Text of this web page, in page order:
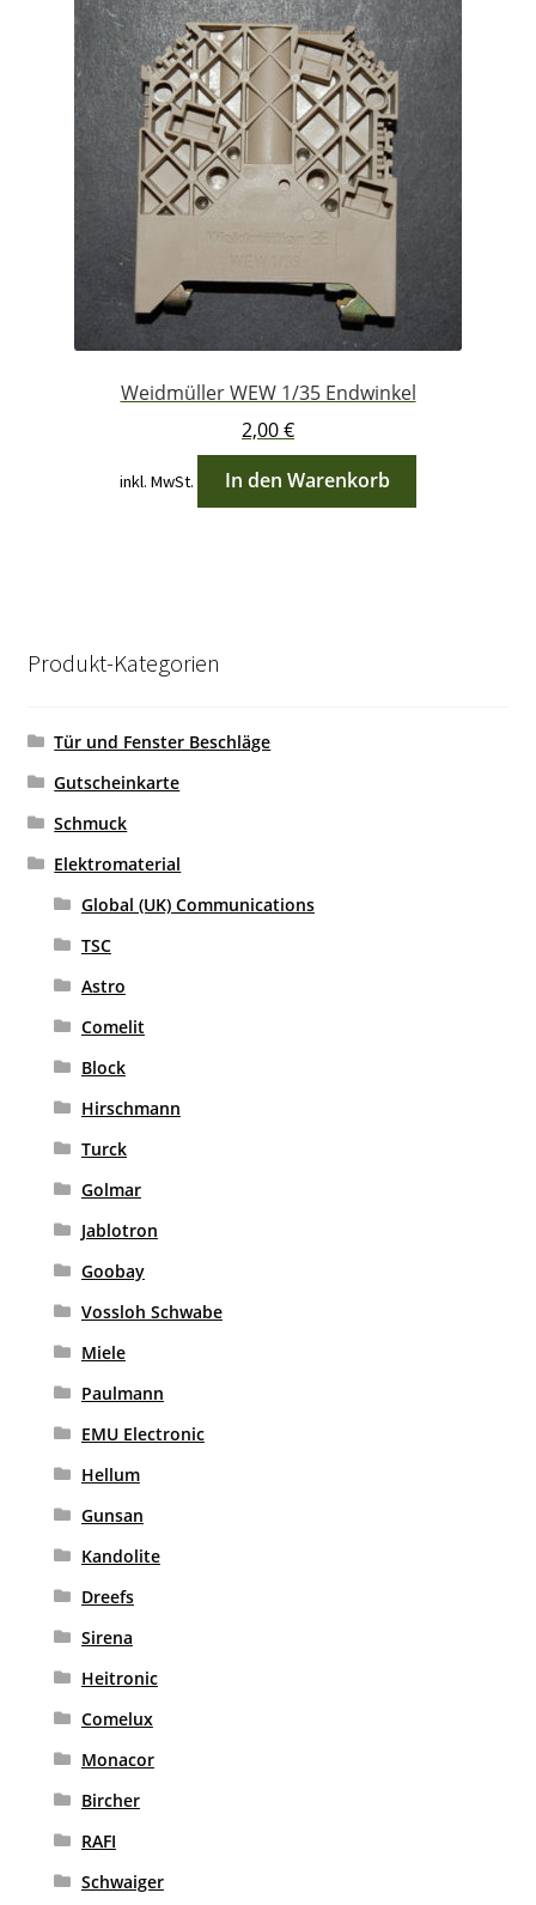
Weidmüller WEW 1/35 Endwinkel
2,00€
inkl. MwSt. In den Warenkorb
Produkt-Kategorien
Tür und Fenster Beschläge
Gutscheinkarte
Schmuck
Elektromaterial
Global (UK) Communications
TSC
Astro
Comelit
Block
Hirschmann
Turck
Golmar
Jablotron
Goobay
Vossloh Schwabe
Miele
Paulmann
EMU Electronic
Hellum
Gunsan
Kandolite
Dreefs
Sirena
Heitronic
Comelux
Monacor
Bircher
RAFI
Schwaiger